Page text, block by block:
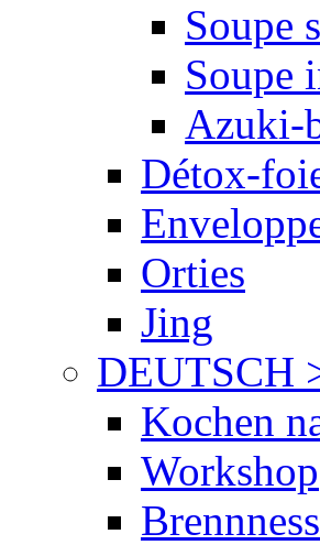
Soupe
Soupe
Azuki-
Détox-
Orties
Jing
DEUTSCH
Kochen
Workshop